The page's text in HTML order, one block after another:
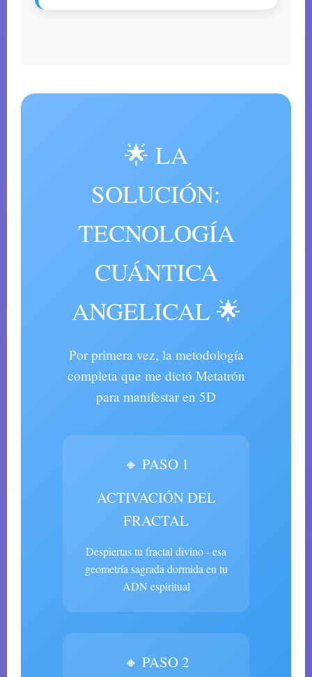
🌟 LA
SOLUCIÓN:
TECNOLOGÍA
CUÁNTICA
ANGELICAL 🌟
Por primera vez, la metodología
completa que me dictó Metatrón
para manifestar en 5D
🔸 PASO 1
ACTIVACIÓN DEL
FRACTAL
Despiertas tu fractal divino - esa
geometría sagrada dormida en tu
ADN espiritual
🔸 PASO 2